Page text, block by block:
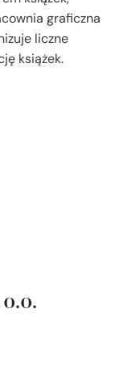
graficzna
liczne
książek.